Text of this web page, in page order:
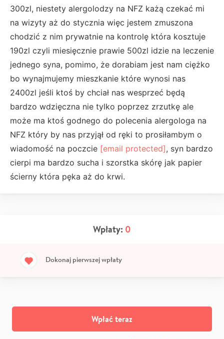
300zl, niestety alergolodzy na NFZ każą czekać mi
na wizyty aż do stycznia więc jestem zmuszona
chodzić z nim prywatnie na kontrolę która kosztuje
190zl czyli miesięcznie prawie 500zl idzie na leczenie
jednego syna, pomimo, że dorabiam jest nam ciężko
bo wynajmujemy mieszkanie które wynosi nas
2400zl jeśli ktoś by chciał nas wesprzeć będą
bardzo wdzięczna nie tylko poprzez zrzutkę ale
może ma ktoś godnego do polecenia alergologa na
NFZ który by nas przyjął od ręki to prosiłambym o
wiadomość na poczcie [email protected], syn bardzo
cierpi ma bardzo sucha i szorstka skórę jak papier
ścierny która pęka aż do krwi.
Wpłaty: 0
Dokonaj pierwszej wpłaty
Wpłać teraz